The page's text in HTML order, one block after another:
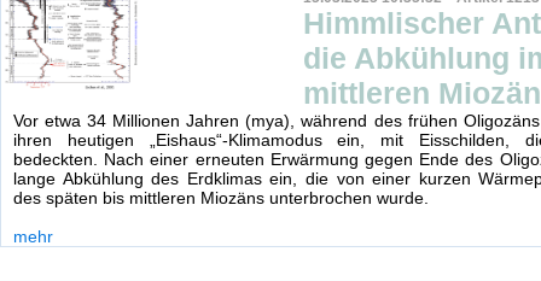
Himmlischer
die Abkühlung
mittleren
Vor etwa 34 Millionen Jahren (mya), während des frühen
ihren heutigen „Eishaus“-Klimamodus ein, mit Eisschilden,
bedeckten. Nach einer erneuten Erwärmung gegen Ende des
lange Abkühlung des Erdklimas ein, die von einer kurzen
des späten bis mittleren Miozäns unterbrochen wurde.
mehr